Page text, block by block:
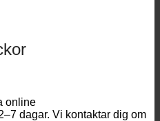
online
dagar. Vi kontaktar dig om